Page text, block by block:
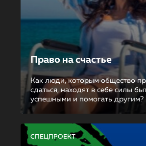
Право на счастье
Как люди, которым общество
сдаться, находят в себе силы
успешными и помогать другим?
СПЕЦПРОЕКТ